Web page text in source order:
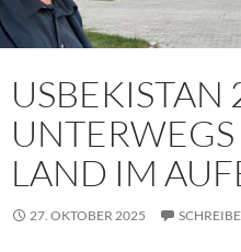
USBEKISTAN
LAND IM
27. OKTOBER 2025